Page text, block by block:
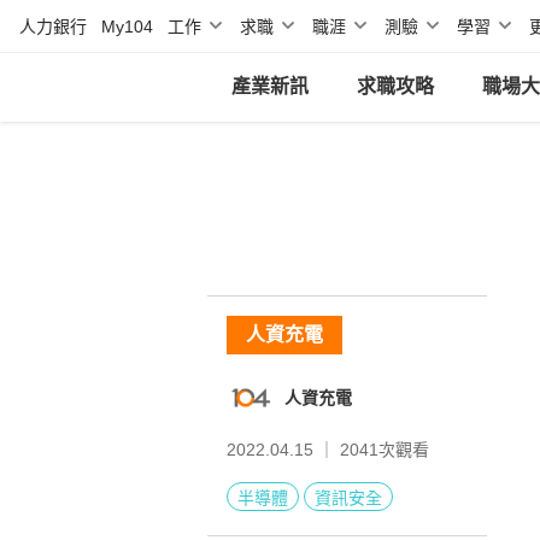
人力銀行 My104 工作 求職 職涯 測驗 學習
產業新訊 求職攻略 職場
人資充電
人資充電
2022.04.15 ｜ 2041次觀看
半導體 資訊安全